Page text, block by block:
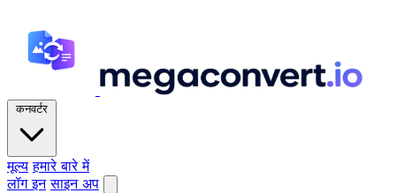
कनवर्टर
मूल्य हमारे बारे में
लॉग इन साइन अप